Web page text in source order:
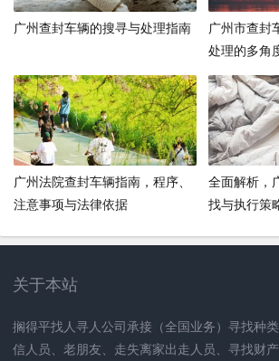
广州查封车辆的搜寻与处理指南
广州市查封
处理的多角
广州法院查封车辆指南，程序、
注意事项与法律依据
全面解析，
找与执行策
关于本站
搁得平找人寻人公司承接（全国业务）寻找种
信人员、老朋友、走失离家出走人员、寻找财